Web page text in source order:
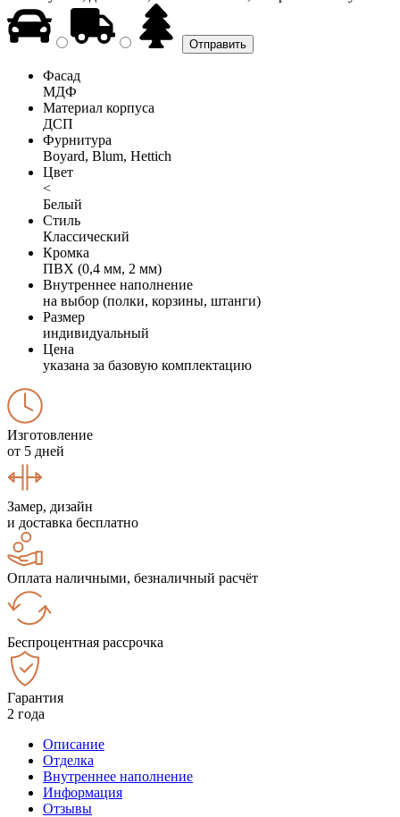
Фасад
МДФ
Материал корпуса
ДСП
Фурнитура
Boyard, Blum, Hettich
Цвет
<
Белый
Стиль
Классический
Кромка
ПВХ (0,4 мм, 2 мм)
Внутреннее наполнение
на выбор (полки, корзины, штанги)
Размер
индивидуальный
Цена
указана за базовую комплектацию
Изготовление
от 5 дней
Замер, дизайн
и доставка бесплатно
Оплата наличными, безналичный расчёт
Беспроцентная рассрочка
Гарантия
2 года
Описание
Отделка
Внутреннее наполнение
Информация
Отзывы